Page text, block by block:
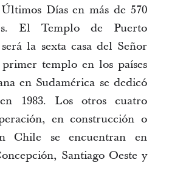
Días en más de 570
El Templo de Puerto
la sexta casa del Señor
templo en los países
en Sudamérica se dedicó
1983. Los otros cuatro
en construcción o
Chile se encuentran en
Santiago Oeste y